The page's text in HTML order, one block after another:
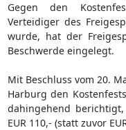
Gegen den
Verteidiger des
wurde, hat der
Beschwerde eingelegt.
Mit Beschluss vom 20.
Harburg den
dahingehend
EUR 110,- (statt zuvor